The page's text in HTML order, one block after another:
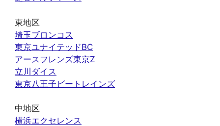
東地区
埼玉ブロンコス
東京ユナイテッドBC
アースフレンズ東京Z
立川ダイス
東京八王子ビートレインズ
中地区
横浜エクセレンス